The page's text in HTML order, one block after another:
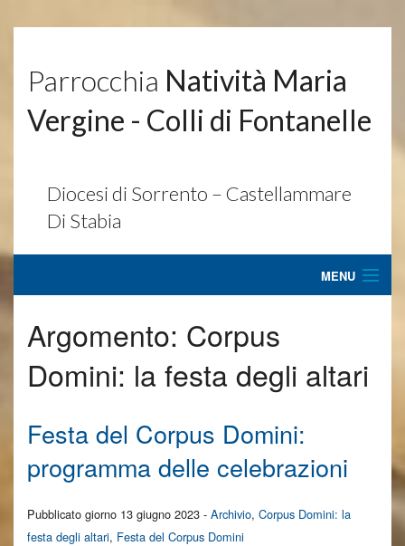
Parrocchia Natività Maria
Vergine - Colli di Fontanelle
Diocesi di Sorrento – Castellammare
Di Stabia
MENU
Parrocchia
Feste tradizionali
Attività
Comunità… in cammino
Argomento: Corpus
Domini: la festa degli altari
Festa del Corpus Domini:
programma delle celebrazioni
Pubblicato giorno 13 giugno 2023 - Archivio, Corpus Domini: la
festa degli altari, Festa del Corpus Domini